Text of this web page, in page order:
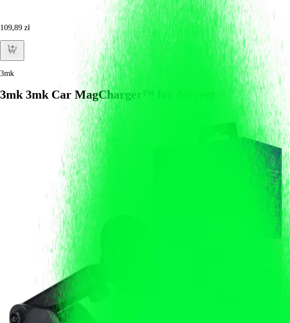
109,89 zł
3mk
3mk 3mk Car MagCharger™ for Airvent